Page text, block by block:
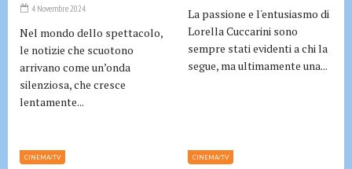
4 Novembre 2024
Nel mondo dello spettacolo,
le notizie che scuotono
arrivano come un’onda
silenziosa, che cresce
lentamente...
La passione e l'entusiasmo di
Lorella Cuccarini sono
sempre stati evidenti a chi la
segue, ma ultimamente una...
CINEMA/TV CINEMA/TV